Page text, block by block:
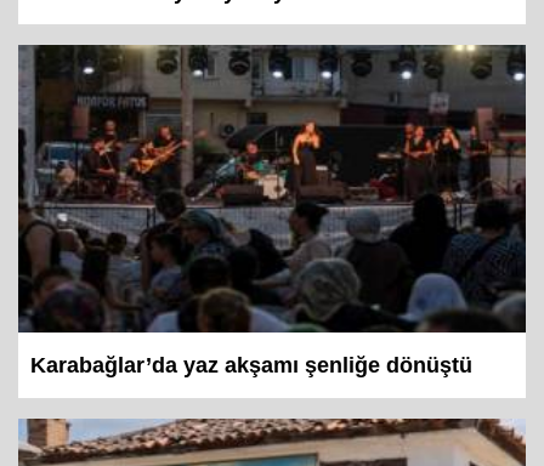
Girne Bulvarı yeni yüzüyle hizmette
Karabağlar’da yaz akşamı şenliğe dönüştü